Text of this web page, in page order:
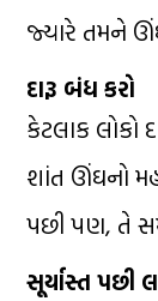
જ્યારે તમને
દારૂ બંધ કરો
કેટલાક લોકો
શાંત ઊંઘનો
પછી પણ, તે
સૂર્યાસ્ત પછી